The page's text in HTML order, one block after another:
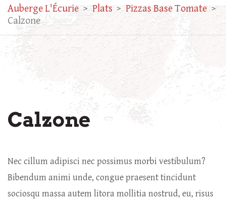
Auberge L'Écurie > Plats > Pizzas Base Tomate >
Calzone
Calzone
Nec cillum adipisci nec possimus morbi vestibulum?
Bibendum animi unde, congue praesent tincidunt
sociosqu massa autem litora mollitia nostrud, eu, risus